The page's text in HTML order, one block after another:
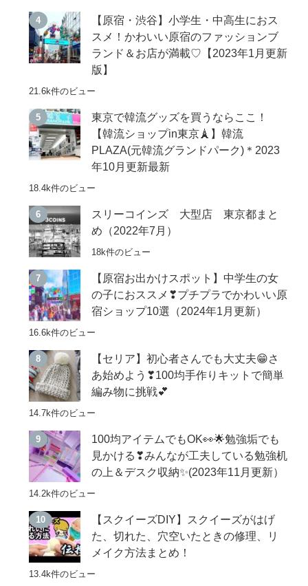
【原宿・渋谷】小学生・中高生におス
スメ！かわいい原宿のファッションブ
ランド＆お店が満載♡【2023年1月更新
版】
21.6k件のビュー
東京で韓流グッズを買うならここ！
【韓流ショップin東京🗼】韓流
PLAZA(元韓流グランドパーク)＊2023
年10月更新最新
18.4k件のビュー
スリーコインズ 大型店 東京都まと
め（2022年7月）
18k件のビュー
【原宿お出かけスポット】中学生の女
の子におススメ❣プチプラでかわいい原
宿ショップ10選（2024年1月更新）
16.6k件のビュー
【セリア】初心者さんでも大丈夫😁さ
あ始めよう❣100均手作りキットで簡単
編み物に挑戦💕
14.7k件のビュー
100均アイテムでもOK👀🌟勉強垢でも
見かける❣みんなが工夫している勉強机
の上＆デスク収納✨(2023年11月更新）
14.2k件のビュー
【スクイーズDIY】スクイーズがはげ
た、切れた、穴空いたときの修理、リ
メイク方法まとめ！
13.4k件のビュー